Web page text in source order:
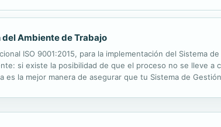
Ambiente de Trabajo
ISO 9001:2015, para la implementación del Sistema
si existe la posibilidad de que el proceso no se lleve a
la mejor manera de asegurar que tu Sistema de